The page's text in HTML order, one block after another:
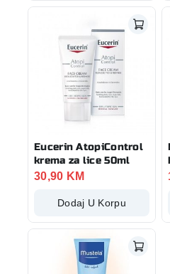
Eucerin AtopiControl
krema za lice 50ml
30,90 KM
Dodaj U Korpu